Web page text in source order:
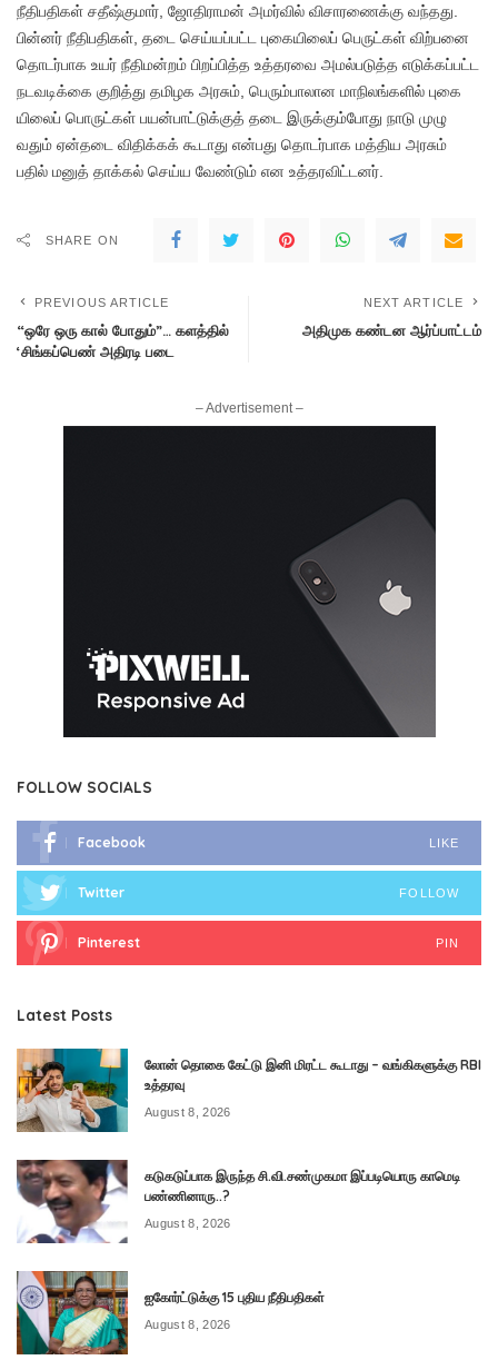
நீதிப​தி​கள் சதீஷ்கு​மார், ஜோதி​ராமன் அமர்​வில் விசா​ரணைக்கு வந்​தது.
பின்​னர் நீதிப​தி​கள், தடை செய்​யப்​பட்ட புகை​யிலைப் பெருட்​கள் விற்​பனை
தொடர்​பாக உயர் நீதி​மன்​றம் பிறப்​பித்த உத்​தரவை அமல்​படுத்த எடுக்​கப்​பட்ட
நடவடிக்கை குறித்து தமிழக அரசும், பெரும்​பாலான மாநிலங்​களில் புகை​
யிலைப் பொருட்​கள் பயன்​பாட்​டுக்​குத் தடை இருக்​கும்போது நாடு முழு​
வதும் ஏன்தடை வி​திக்​கக் கூடாது என்​பது தொடர்​பாக மத்​தி​ய அரசும்​
பதில்​ மனுத்​ தாக்​கல்​ செய்​ய வேண்​டும்​ என உத்​தரவிட்​டனர்​.
SHARE ON
PREVIOUS ARTICLE
“ஒரே ஒரு கால் போதும்”… களத்தில்
‘சிங்கப்பெண் அதிரடி படை
NEXT ARTICLE
அதிமுக கண்டன ஆர்ப்பாட்டம்
– Advertisement –
FOLLOW SOCIALS
Facebook LIKE
Twitter FOLLOW
Pinterest PIN
Latest Posts
லோன் தொகை கேட்டு இனி மிரட்ட கூடாது – வங்கிகளுக்கு RBI
உத்தரவு
August 8, 2026
கடுகடுப்பாக இருந்த சி.வி.சண்முகமா இப்படியொரு காமெடி
பண்ணினாரு..?
August 8, 2026
ஐகோர்ட்டுக்கு 15 புதிய நீதிபதிகள்
August 8, 2026